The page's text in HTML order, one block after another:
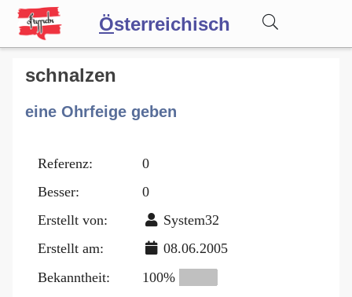
Österreichisch
Wörterbuch
Forum
Blog
schnalzen
eine Ohrfeige geben
Referenz:
0
Besser:
0
Erstellt von:
System32
Erstellt am:
08.06.2005
Bekanntheit:
100%